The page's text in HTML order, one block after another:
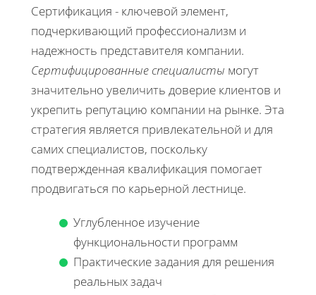
Сертификация - ключевой элемент,
подчеркивающий профессионализм и
надежность представителя компании.
Сертифицированные специалисты могут
значительно увеличить доверие клиентов и
укрепить репутацию компании на рынке. Эта
стратегия является привлекательной и для
самих специалистов, поскольку
подтвержденная квалификация помогает
продвигаться по карьерной лестнице.
Углубленное изучение
функциональности программ
Практические задания для решения
реальных задач